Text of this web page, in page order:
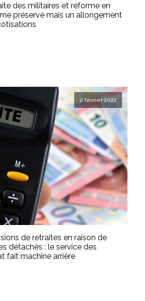
des militaires et réforme en
préservé mais un allongement
2 février 2022
de retraites en raison de
détachés : le service des
fait machine arrière